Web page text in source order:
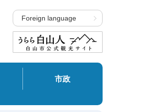
Foreign language
市政